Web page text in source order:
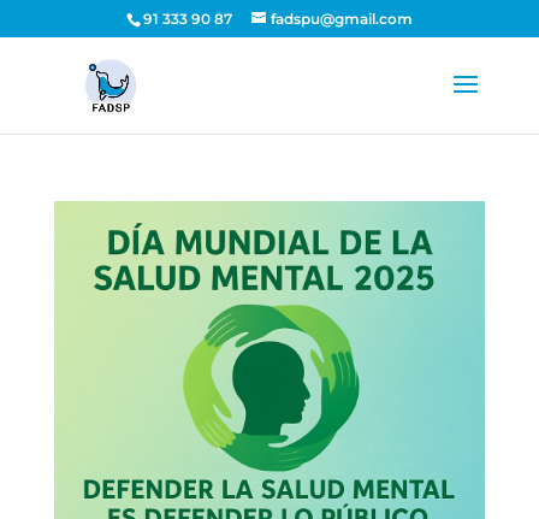
91 333 90 87 fadspu@gmail.com